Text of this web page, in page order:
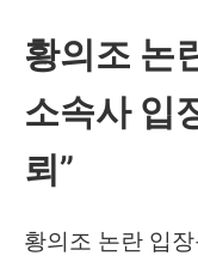
수
거
위
치
황의조 논
소속사 입
뢰”
황의조 논란 입